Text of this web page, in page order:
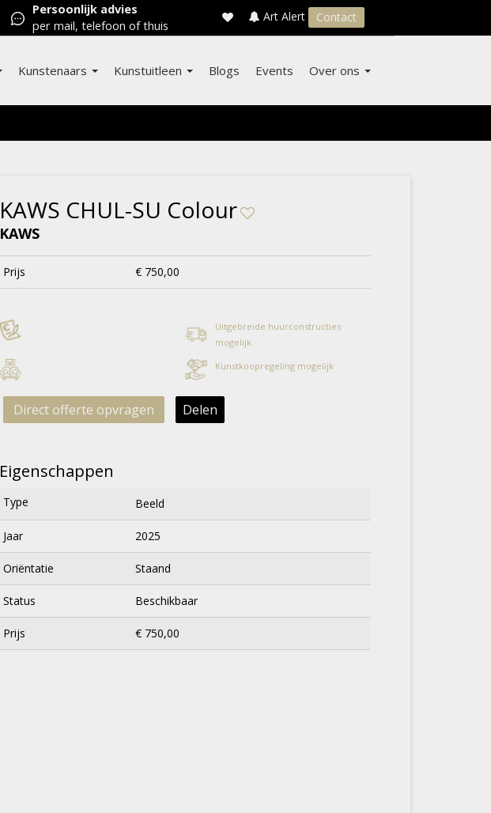
Persoonlijk advies
per mail, telefoon of thuis
Art Alert Contact
Kunstenaars Kunstuitleen Blogs Events Over ons
KAWS CHUL-SU Colour
KAWS
Prijs € 750,00
Uitgebreide huurconstructies
mogelijk
Kunstkoopregeling mogelijk
Direct offerte opvragen Delen
Eigenschappen
Type Beeld
Jaar 2025
Oriëntatie Staand
Status Beschikbaar
Prijs € 750,00